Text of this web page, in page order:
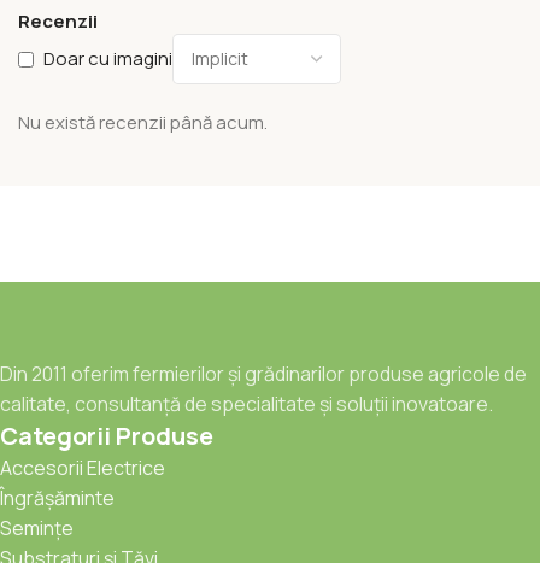
Recenzii
Doar cu imagini
Nu există recenzii până acum.
Din 2011 oferim fermierilor și grădinarilor produse agricole de
calitate, consultanță de specialitate și soluții inovatoare.
Categorii Produse
Accesorii Electrice
Îngrășăminte
Semințe